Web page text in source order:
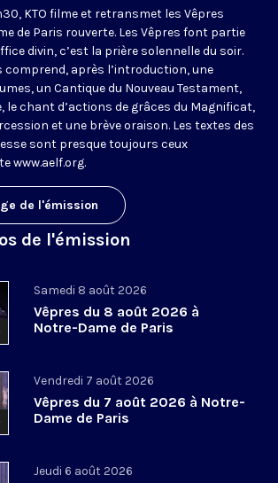
KTO filme et retransmet les Vêpres
de Paris rouverte. Les Vêpres font partie
divin, c’est la prière solennelle du soir.
comprend, après l’introduction, une
un Cantique du Nouveau Testament,
le chant d’actions de grâces du Magnificat,
et une brève oraison. Les textes des
sont presque toujours ceux
www.aelf.org.
de l'émission
de l'émission
Samedi 8 août 2026
Vêpres du 8 août 2026 à
Notre-Dame de Paris
Vendredi 7 août 2026
Vêpres du 7 août 2026 à Notre-
Dame de Paris
Jeudi 6 août 2026